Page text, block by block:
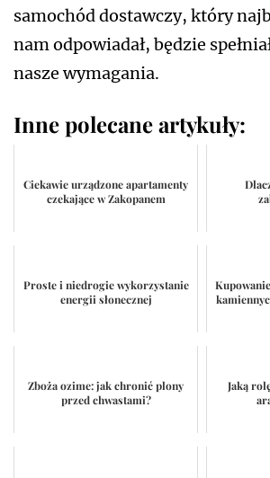
samochód dostawczy, który
nam odpowiadał, będzie
nasze wymagania.
Inne polecane artykuły:
Ciekawie urządzone apartamenty
czekające w Zakopanem
Proste i niedrogie wykorzystanie
energii słonecznej
Zboża ozime: jak chronić plony
przed chwastami?
Jaką